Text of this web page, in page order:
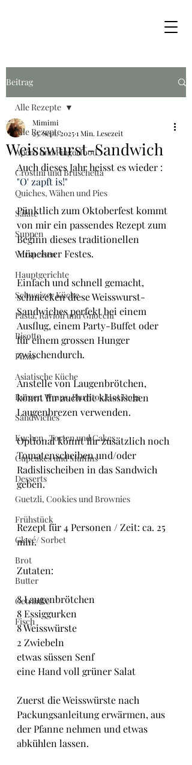
Beitrag
Alle Rezepte
Apéro und Fingerfood
Crostini und Bruschetta
Quiches, Wähen und Pies
Salate
Suppen
Vorspeisen
Hauptgerichte
Schweizer Küche
Pasta, Ravioli und Gnocchi
Risotto
Pizza
Asiatische Küche
Burger, Wraps, Burritos,Hot Dogs
Sandwiches
Kuchen , Torten und Cakes
Cupcakes und Muffins
Desserts
Guetzli, Cookies und Brownies
Frühstück
Glacé/ Sorbet
Brot
Butter
Getränke
Fisch
Alle Rezepte
Weisswurst-Sandwich
Mimimi
25. Sept. 20251 Min. Lesezeit
Auch dieses Jahr heisst es wieder :
"O' zapft is!"
Pünktlich zum Oktoberfest kommt
von mir ein passendes Rezept zum
Beginn dieses traditionellen
Münchner Festes.
Einfach und schnell gemacht,
schmecken diese Weisswurst-
Sandwiches perfekt bei einem
Ausflug, einem Party-Buffet oder
für einem grossen Hunger
zwischendurch.
Anstelle von Laugenbrötchen,
könnt Ihr auch die klassischen
Laugenbrezen verwenden.
Optional könnt Ihr zusätzlich noch
Tomatenscheiben und/oder
Radislischeiben in das Sandwich
geben.
Rezept für 4 Personen / Zeit: ca. 25
min.
Zutaten:
8 Laugenbrötchen
8 Essiggurken
8 Weisswürste
2 Zwiebeln
etwas süssen Senf
eine Hand voll grüner Salat
Zuerst die Weisswürste nach
Packungsanleitung erwärmen, aus
der Pfanne nehmen und etwas
abkühlen lassen.